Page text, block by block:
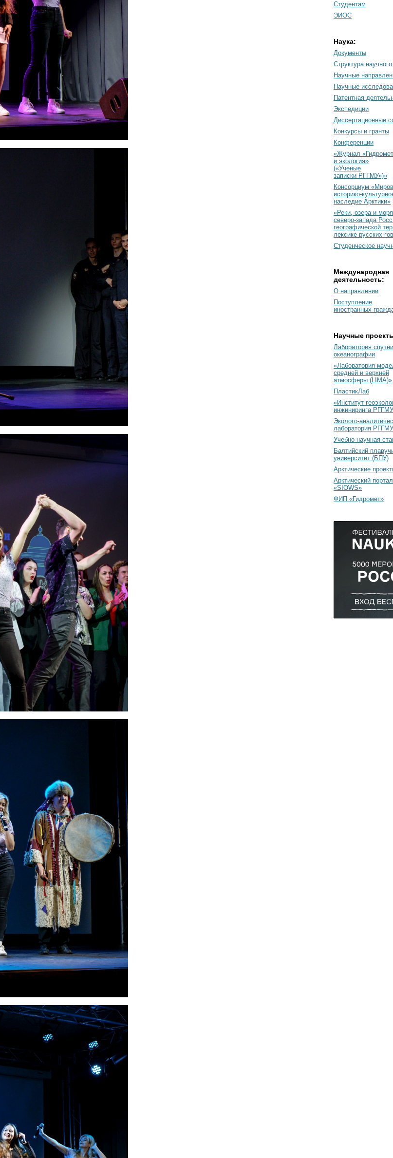
Студентам
ЭИОС
Наука:
Документы
Cтруктура
Научные
Научные
Патентная
Экспедиции
Диссертационные
Конкурсы и гранты
Конференции
«Журнал
и экология»
(«Ученые
записки РГГМУ»)»
Консорциум
историко-
наследие Арктики»
«Реки, озера и моря
северо-запада
географической
лексике русских
Студенческое
Международная
деятельность:
О направлении
Поступление
иностранных
Научные
Лаборатория
океанографии
«Лаборатория
средней и верхней
атмосферы (LIMA)»
ПластикЛаб
«Институт
инжиниринга
Эколого-
лаборатория РГГМУ
Учебно-научная
Балтийский
университет (БПУ)
Арктические
Арктический портал
«SIOWS»
ФИП «Гидромет»